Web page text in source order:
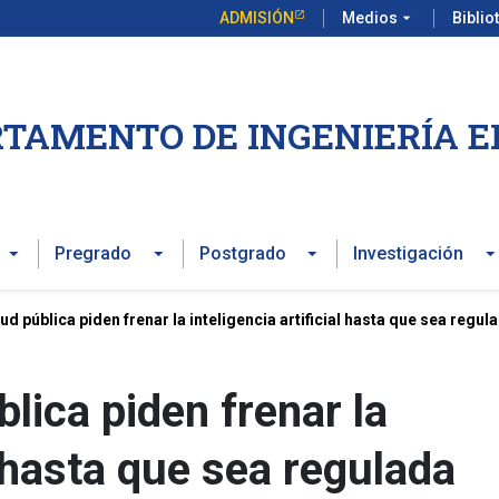
ADMISIÓN Medios arrow_drop_down
DE INGENIERÍA
Pregrado Postgrado Investigación
pública piden frenar la inteligencia artificial hasta que sea
piden frenar la
que sea regulada